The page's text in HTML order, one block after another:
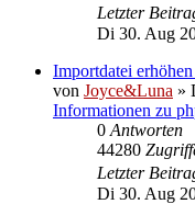
Letzter
Di 30. Aug
Importdatei
von Joyce&Luna »
Informationen zu
0 Antworten
44280
Letzter
Di 30. Aug